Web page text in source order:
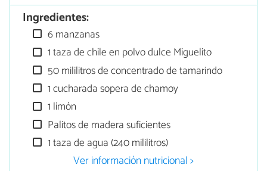
Ingredientes:
6 manzanas
1 taza de chile en polvo dulce Miguelito
50 mililitros de concentrado de tamarindo
1 cucharada sopera de chamoy
1 limón
Palitos de madera suficientes
1 taza de agua (240 mililitros)
Ver información nutricional >